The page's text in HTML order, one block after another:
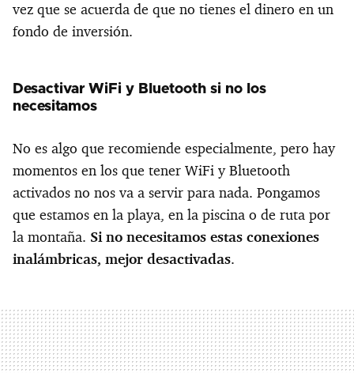
vez que se acuerda de que no tienes el dinero en un
fondo de inversión.
Desactivar WiFi y Bluetooth si no los
necesitamos
No es algo que recomiende especialmente, pero hay
momentos en los que tener WiFi y Bluetooth
activados no nos va a servir para nada. Pongamos
que estamos en la playa, en la piscina o de ruta por
la montaña. Si no necesitamos estas conexiones
inalámbricas, mejor desactivadas.